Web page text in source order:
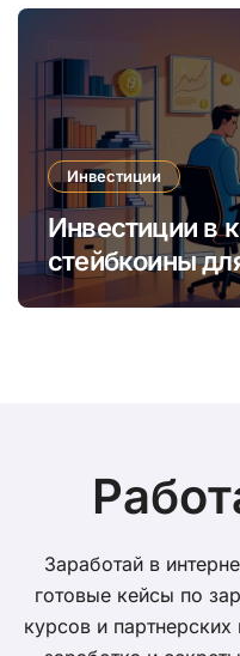
Инвестиции
Инвестиции в
стейбкоины
онлайн-
Заработай в
готовые кейсы по
курсов и